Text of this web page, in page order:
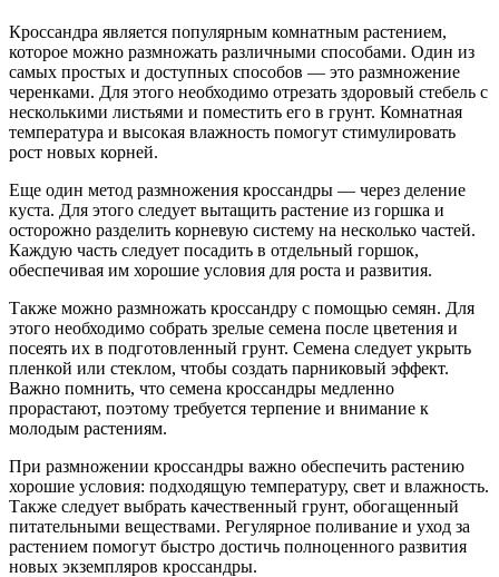
Кроссандра является популярным комнатным растением,
которое можно размножать различными способами. Один из
самых простых и доступных способов — это размножение
черенками. Для этого необходимо отрезать здоровый стебель с
несколькими листьями и поместить его в грунт. Комнатная
температура и высокая влажность помогут стимулировать
рост новых корней.
Еще один метод размножения кроссандры — через деление
куста. Для этого следует вытащить растение из горшка и
осторожно разделить корневую систему на несколько частей.
Каждую часть следует посадить в отдельный горшок,
обеспечивая им хорошие условия для роста и развития.
Также можно размножать кроссандру с помощью семян. Для
этого необходимо собрать зрелые семена после цветения и
посеять их в подготовленный грунт. Семена следует укрыть
пленкой или стеклом, чтобы создать парниковый эффект.
Важно помнить, что семена кроссандры медленно
прорастают, поэтому требуется терпение и внимание к
молодым растениям.
При размножении кроссандры важно обеспечить растению
хорошие условия: подходящую температуру, свет и влажность.
Также следует выбрать качественный грунт, обогащенный
питательными веществами. Регулярное поливание и уход за
растением помогут быстро достичь полноценного развития
новых экземпляров кроссандры.